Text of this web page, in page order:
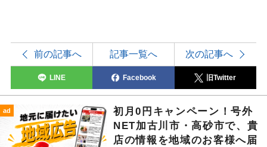
前の記事へ 記事一覧へ 次の記事へ
LINE Facebook 旧Twitter
ad
初月0円キャンペーン！号外
NET加古川市・高砂市で、貴
店の情報を地域のお客様へ届